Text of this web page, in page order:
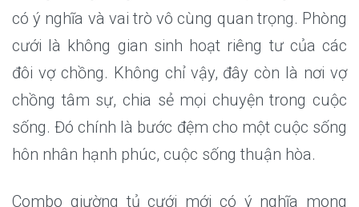
có ý nghĩa và vai trò vô cùng quan trọng. Phòng
cưới là không gian sinh hoạt riêng tư của các
đôi vợ chồng. Không chỉ vậy, đây còn là nơi vợ
chồng tâm sự, chia sẻ mọi chuyện trong cuộc
sống. Đó chính là bước đệm cho một cuộc sống
hôn nhân hạnh phúc, cuộc sống thuận hòa.
Combo giường tủ cưới mới có ý nghĩa mong